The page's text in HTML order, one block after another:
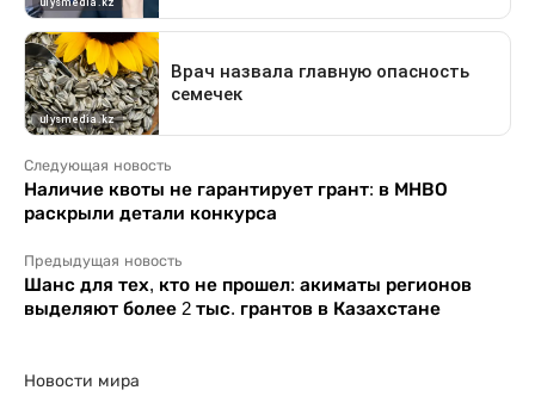
Следующая новость
Наличие квоты не гарантирует грант: в МНВО
раскрыли детали конкурса
Предыдущая новость
Шанс для тех, кто не прошел: акиматы регионов
выделяют более 2 тыс. грантов в Казахстане
Новости мира